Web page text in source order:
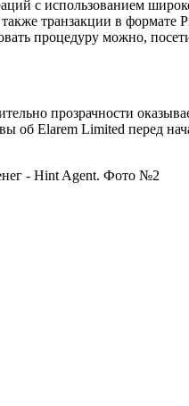
с использованием
транзакции в формате
процедуру можно,
прозрачности
об Elarem Limited перед